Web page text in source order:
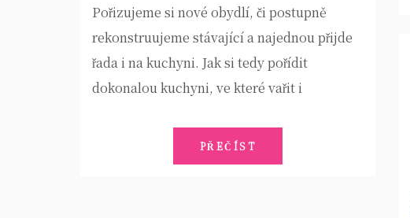
Pořizujeme si nové obydlí, či postupně
rekonstruujeme stávající a najednou přijde
řada i na kuchyni. Jak si tedy pořídit
dokonalou kuchyni, ve které vařit i
PŘEČÍST